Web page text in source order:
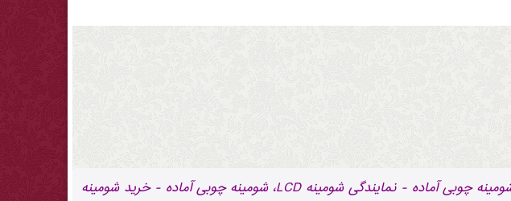
عبارات کلیدی: فروش ویژه شومینه LCD، شومینه چوبی آماده - لیست قیمت شومینه LCD، شومینه چوبی آماده - نمایندگی شومینه LCD، شومینه چوبی آماده - خرید شومینه